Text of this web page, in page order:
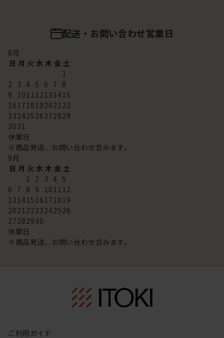
配送・お問い合わせ営業日
8月
日 月 火 水 木 金 土
1
2 3 4 5 6 7 8
9 101112131415
16171819202122
23242526272829
3031
休業日
※商品発送、お問い合わせ含みます。
9月
日 月 火 水 木 金 土
1 2 3 4 5
6 7 8 9 101112
13141516171819
20212223242526
27282930
休業日
※商品発送、お問い合わせ含みます。
ご利用ガイド